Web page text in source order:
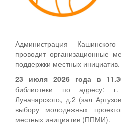
Администрация
проводит организационные
поддержки местных инициатив.
23 июля 2026 года в
библиотеки по адресу:
Луначарского, д.2 (зал
выбору молодежных
местных инициатив (ППМИ).